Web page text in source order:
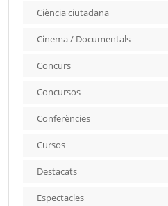
Ciència ciutadana
Cinema / Documentals
Concurs
Concursos
Conferències
Cursos
Destacats
Espectacles